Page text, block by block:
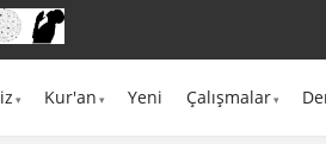
Kur'an Yeni Çalışmalar